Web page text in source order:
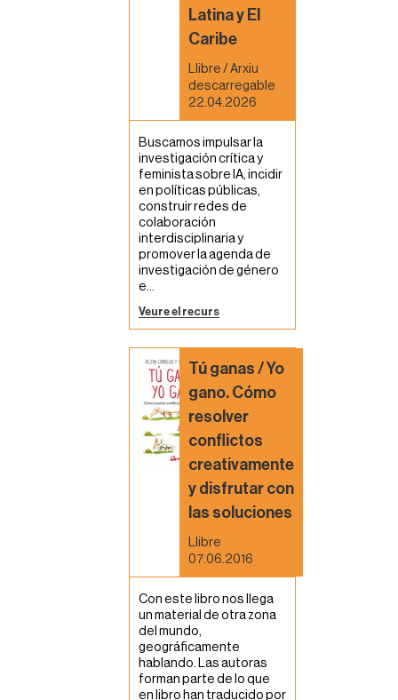
Latina y El
Caribe
Llibre / Arxiu
descarregable
22.04.2026
Buscamos impulsar la
investigación crítica y
feminista sobre IA, incidir
en políticas públicas,
construir redes de
colaboración
interdisciplinaria y
promover la agenda de
investigación de género
e...
Veure el recurs
Tú ganas / Yo
gano. Cómo
resolver
conflictos
creativamente
y disfrutar con
las soluciones
Llibre
07.06.2016
Con este libro nos llega
un material de otra zona
del mundo,
geográficamente
hablando. Las autoras
forman parte de lo que
en libro han traducido por